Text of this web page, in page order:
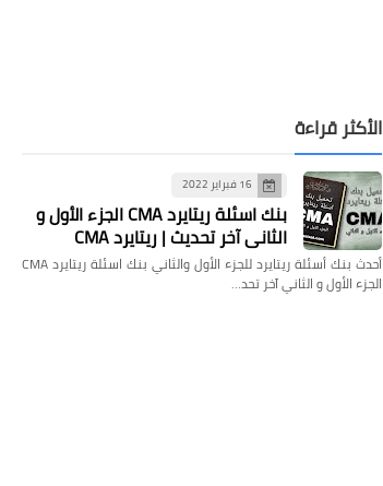
الأكثر قراءة
16 فبراير 2022
بنك اسئلة ريتايرد CMA الجزء الأول و
الثاني آخر تحديث | ريتايرد CMA
أحدث بنك أسئلة ريتايرد للجزء الأول والثاني بنك اسئلة ريتايرد CMA
الجزء الأول و الثاني آخر تحد…